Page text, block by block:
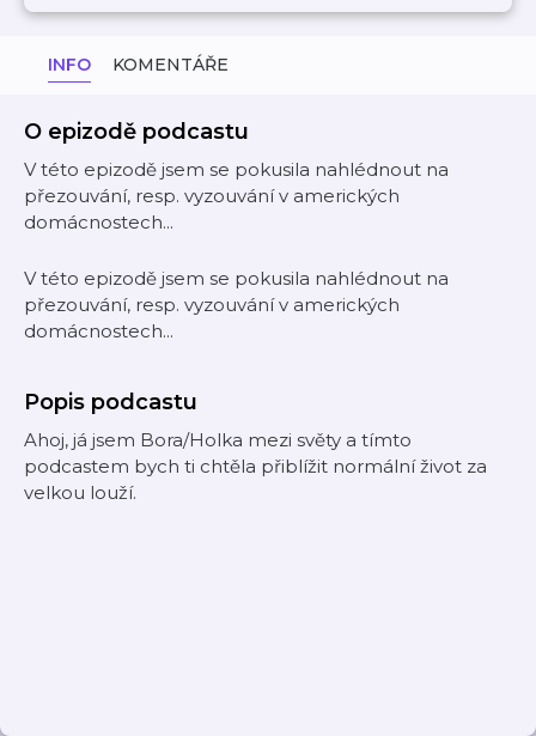
INFO KOMENTÁŘE
O epizodě podcastu
V této epizodě jsem se pokusila nahlédnout na
přezouvání, resp. vyzouvání v amerických
domácnostech...
V této epizodě jsem se pokusila nahlédnout na
přezouvání, resp. vyzouvání v amerických
domácnostech...
Popis podcastu
Ahoj, já jsem Bora/Holka mezi světy a tímto
podcastem bych ti chtěla přiblížit normální život za
velkou louží.